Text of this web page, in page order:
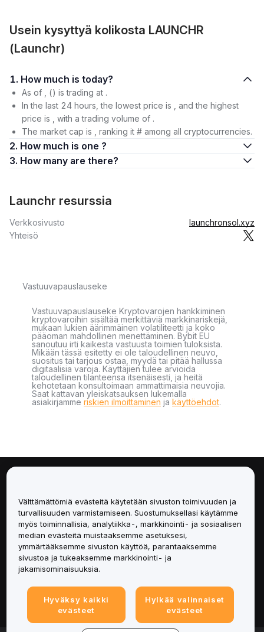
Usein kysyttyä kolikosta LAUNCHR
(Launchr)
1. How much is today?
As of , () is trading at .
In the last 24 hours, the lowest price is , and the highest
price is , with a trading volume of .
The market cap is , ranking it # among all cryptocurrencies.
2. How much is one ?
3. How many are there?
Launchr resurssia
Verkkosivusto
launchronsol.xyz
Yhteisö
Vastuuvapauslauseke
Vastuuvapauslauseke Kryptovarojen hankkiminen
kryptovaroihin sisältää merkittäviä markkinariskejä,
mukaan lukien äärimmäinen volatiliteetti ja koko
pääoman mahdollinen menettäminen. Bybit EU
sanoutuu irti kaikesta vastuusta toimien tuloksista.
Mikään tässä esitetty ei ole taloudellinen neuvo,
suositus tai tarjous ostaa, myydä tai pitää hallussa
digitaalisia varoja. Käyttäjien tulee arvioida
taloudellinen tilanteensa itsenäisesti, ja heitä
kehotetaan konsultoimaan ammattimaisia neuvojia.
Saat kattavan yleiskatsauksen lukemalla
asiakirjamme riskien ilmoittaminen ja käyttöehdot.
Palvelut
Tuki
Tuotteet
Lakiasiat
Välttämättömiä evästeitä käytetään sivuston toimivuuden ja
turvallisuuden varmistamiseen. Suostumuksellasi käytämme
myös toiminnallisia, analytiikka-, markkinointi- ja sosiaalisen
median evästeitä muistaaksemme asetuksesi,
ymmärtääksemme sivuston käyttöä, parantaaksemme
sivustoa ja tukeaksemme markkinointi- ja
jakamisominaisuuksia.
Hyväksy kaikki
evästeet
Hylkää valinnaiset
evästeet